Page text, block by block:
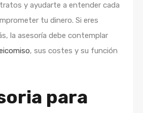
y ayudarte a entender cada
tu dinero. Si eres
la asesoría debe contemplar
, sus costes y su función
para